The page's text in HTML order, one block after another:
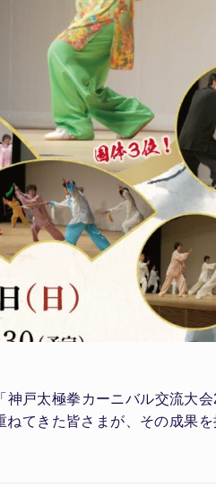
戸太極拳カーニバル交流大
てきた皆さまが、その成果